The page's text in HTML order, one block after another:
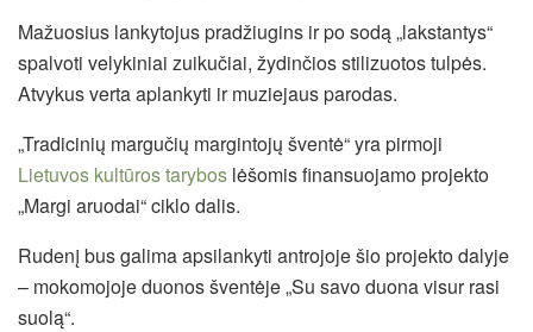
Mažuosius lankytojus pradžiugins ir po sodą „lakstantys“
spalvoti velykiniai zuikučiai, žydinčios stilizuotos tulpės.
Atvykus verta aplankyti ir muziejaus parodas.
„Tradicinių margučių margintojų šventė“ yra pirmoji
Lietuvos kultūros tarybos lėšomis finansuojamo projekto
„Margi aruodai“ ciklo dalis.
Rudenį bus galima apsilankyti antrojoje šio projekto dalyje
– mokomojoje duonos šventėje „Su savo duona visur rasi
suolą“.